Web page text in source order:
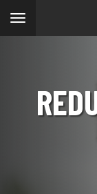
Toggle
navigation